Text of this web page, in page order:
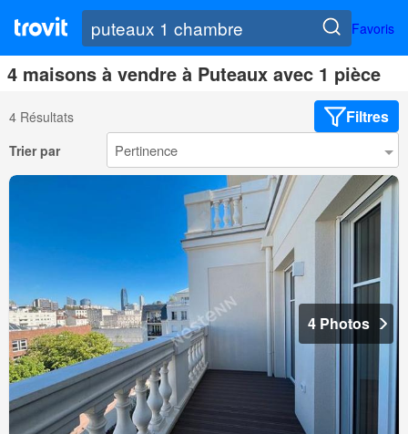
Favoris
4 maisons à vendre à Puteaux avec 1 pièce
4 Résultats Filtres
Trier par
4 Photos